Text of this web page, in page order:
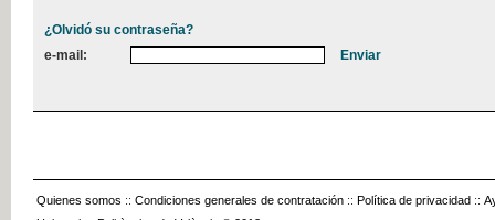
¿Olvidó su contraseña?
e-mail:
Quienes somos :: Condiciones generales de contratación :: Política de privacidad ::